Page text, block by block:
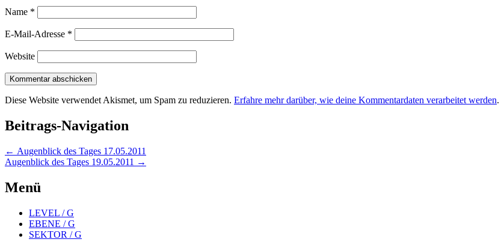
Name *
E-Mail-Adresse *
Website
Diese Website verwendet Akismet, um Spam zu reduzieren. Erfahre mehr darüber, wie deine Kommentardaten verarbeitet werden.
Beitrags-Navigation
← Augenblick des Tages 17.05.2011
Augenblick des Tages 19.05.2011 →
Menü
LEVEL / G
EBENE / G
SEKTOR / G